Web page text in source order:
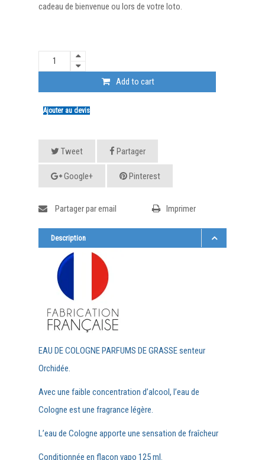
cadeau de bienvenue ou lors de votre loto.
Add to cart
Ajouter au devis
Tweet Partager
Google+ Pinterest
Imprimer
Partager par email
Description
EAU DE COLOGNE PARFUMS DE GRASSE senteur
Orchidée.
Avec une faible concentration d’alcool, l’eau de
Cologne est une fragrance légère.
L’eau de Cologne apporte une sensation de fraîcheur
Conditionnée en flacon vapo 125 ml.